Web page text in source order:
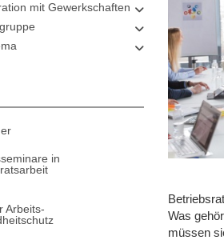
mit Gewerkschaften
in
Arbeits-
Was
müssen